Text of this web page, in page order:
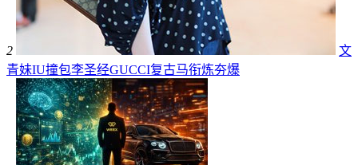
2
文
青妹IU撞包李圣经GUCCI复古马衔炼夯爆